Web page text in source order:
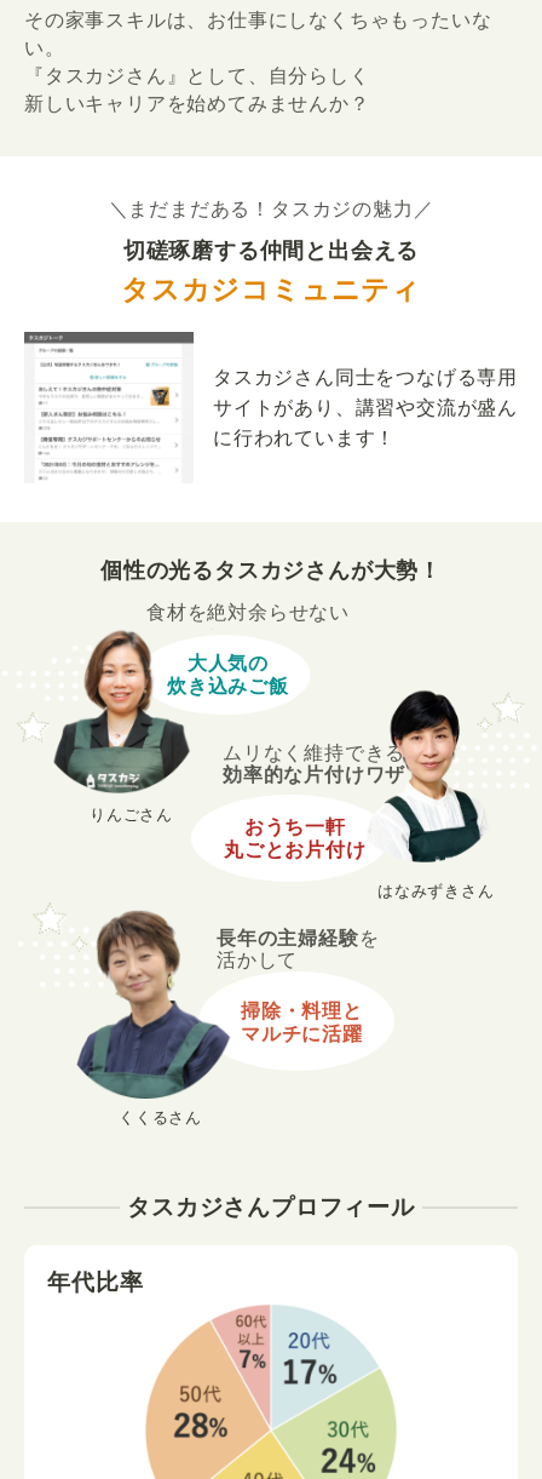
その家事スキルは、お仕事にしなくちゃもったいな
い。
『タスカジさん』として、自分らしく
新しいキャリアを始めてみませんか？
＼まだまだある！タスカジの魅力／
切磋琢磨する仲間と出会える
タスカジコミュニティ
タスカジさん同士をつなげる専用
サイトがあり、講習や交流が盛ん
に行われています！
個性の光るタスカジさんが大勢！
くくるさん
長年の主婦経験を
活かして
掃除・料理と
マルチに活躍
りんごさん
食材を絶対余らせない
大人気の
炊き込みご飯
はなみずきさん
ムリなく維持できる
効率的な片付けワザ
おうち一軒
丸ごとお片付け
タスカジさんプロフィール
年代比率